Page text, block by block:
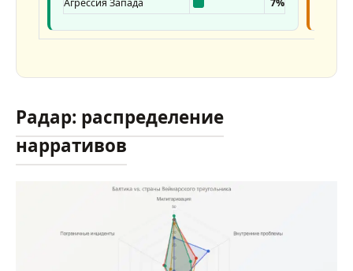
Агрессия Запада
7%
Радар: распределение
нарративов